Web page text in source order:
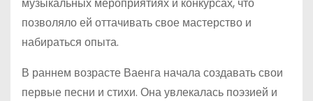
позволяло ей оттачивать свое мастерство и
набираться опыта.
В раннем возрасте Ваенга начала создавать свои
первые песни и стихи. Она увлекалась поэзией и